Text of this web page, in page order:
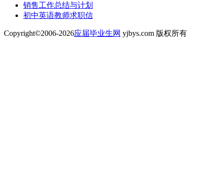
销售工作总结与计划
初中英语教师求职信
Copyright©2006-2026应届毕业生网 yjbys.com 版权所有